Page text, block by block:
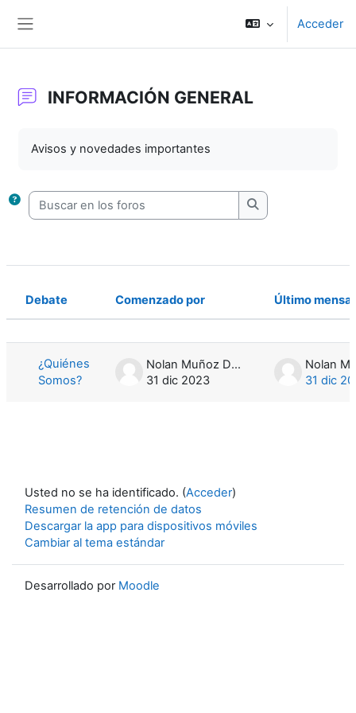
Acceder
INFORMACIÓN GENERAL
Avisos y novedades importantes
Buscar en los foros
Buscar en los
Estado
Debate Comenzado por Último
¿Quiénes
Somos?
Nolan Muñoz Durán
31 dic 2023
31 dic
Usted no se ha identificado. (Acceder)
Resumen de retención de datos
Descargar la app para dispositivos móviles
Cambiar al tema estándar
Desarrollado por Moodle